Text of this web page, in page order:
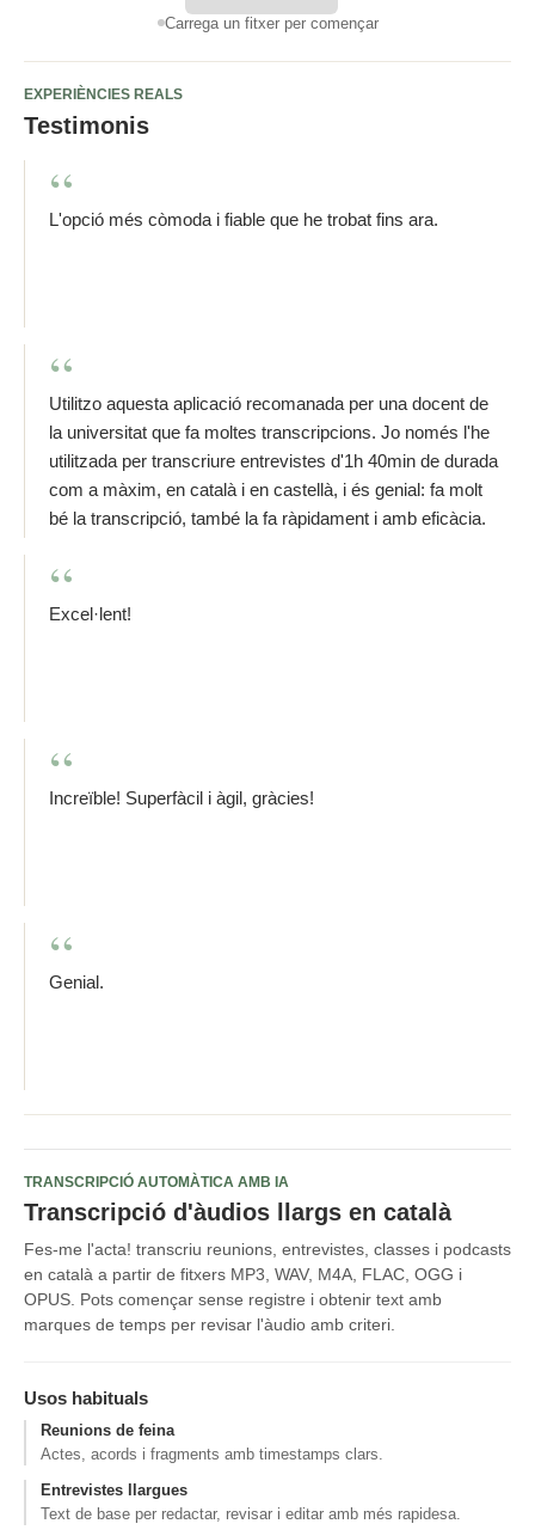
Carrega un fitxer per començar
EXPERIÈNCIES REALS
Testimonis
L'opció més còmoda i fiable que he trobat fins ara.
Utilitzo aquesta aplicació recomanada per una docent de
la universitat que fa moltes transcripcions. Jo només l'he
utilitzada per transcriure entrevistes d'1h 40min de durada
com a màxim, en català i en castellà, i és genial: fa molt
bé la transcripció, també la fa ràpidament i amb eficàcia.
Excel·lent!
Increïble! Superfàcil i àgil, gràcies!
Genial.
TRANSCRIPCIÓ AUTOMÀTICA AMB IA
Transcripció d'àudios llargs en català
Fes-me l'acta! transcriu reunions, entrevistes, classes i podcasts
en català a partir de fitxers MP3, WAV, M4A, FLAC, OGG i
OPUS. Pots començar sense registre i obtenir text amb
marques de temps per revisar l'àudio amb criteri.
Usos habituals
Reunions de feina
Actes, acords i fragments amb timestamps clars.
Entrevistes llargues
Text de base per redactar, revisar i editar amb més rapidesa.